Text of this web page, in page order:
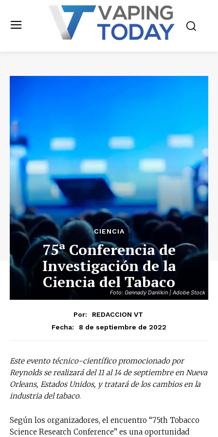
Foto: Gennady Danilkin | Adobe Stock
CIENCIA
75ª Conferencia de
Investigación de la
Ciencia del Tabaco
Por:
REDACCION VT
Fecha:
8 de septiembre de 2022
Este evento técnico-científico promocionado por
Reynolds se realizará del 11 al 14 de septiembre en Nueva
Orleans, Estados Unidos, y tratará de los cambios en la
industria del tabaco.
Según los organizadores, el encuentro “75th Tobacco
Science Research Conference” es una oportunidad